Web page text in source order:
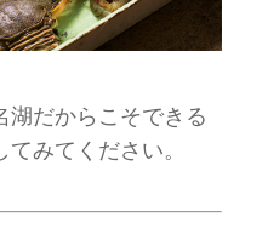
湖だからこそできる
みてください。